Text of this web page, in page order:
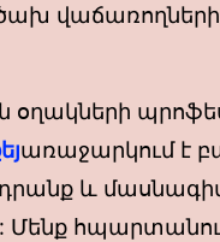
օղակների
առաջարկում է
և
Մենք